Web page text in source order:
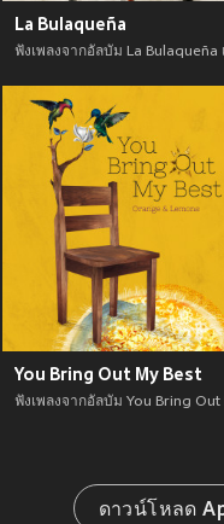
La Bulaqueña
You Bring Out My Best
ดาวน์โหลด